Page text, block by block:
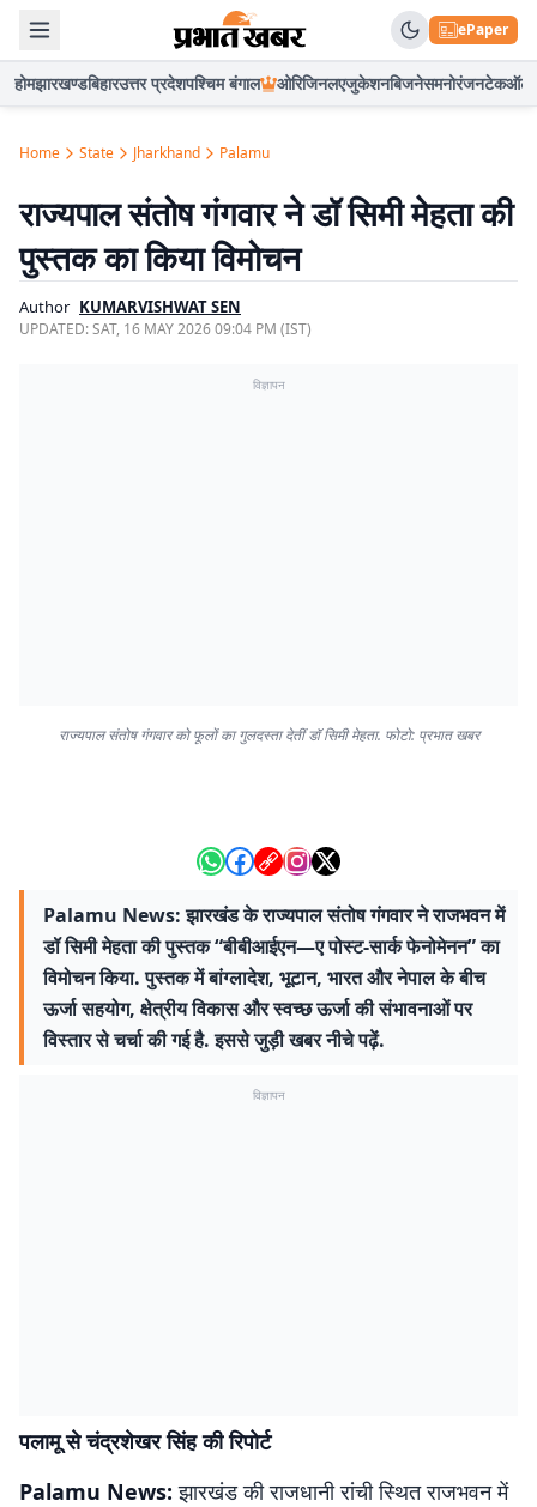
ePaper
होमझारखण्डबिहारउत्तर प्रदेशपश्चिम बंगाल ओरिजिनलएजुकेशनबिजनेसमनोरंजनटेकऑटो
Home State Jharkhand Palamu
राज्यपाल संतोष गंगवार ने डॉ सिमी मेहता की
पुस्तक का किया विमोचन
Author KUMARVISHWAT SEN
UPDATED:SAT, 16 MAY 2026 09:04 PM (IST)
विज्ञापन
राज्यपाल संतोष गंगवार को फूलों का गुलदस्ता देतीं डॉ सिमी मेहता. फोटो: प्रभात खबर
Palamu News: झारखंड के राज्यपाल संतोष गंगवार ने राजभवन में
डॉ सिमी मेहता की पुस्तक “बीबीआईएन—ए पोस्ट-सार्क फेनोमेनन” का
विमोचन किया. पुस्तक में बांग्लादेश, भूटान, भारत और नेपाल के बीच
ऊर्जा सहयोग, क्षेत्रीय विकास और स्वच्छ ऊर्जा की संभावनाओं पर
विस्तार से चर्चा की गई है. इससे जुड़ी खबर नीचे पढ़ें.
विज्ञापन
पलामू से चंद्रशेखर सिंह की रिपोर्ट
Palamu News:झारखंड की राजधानी रांची स्थित राजभवन में